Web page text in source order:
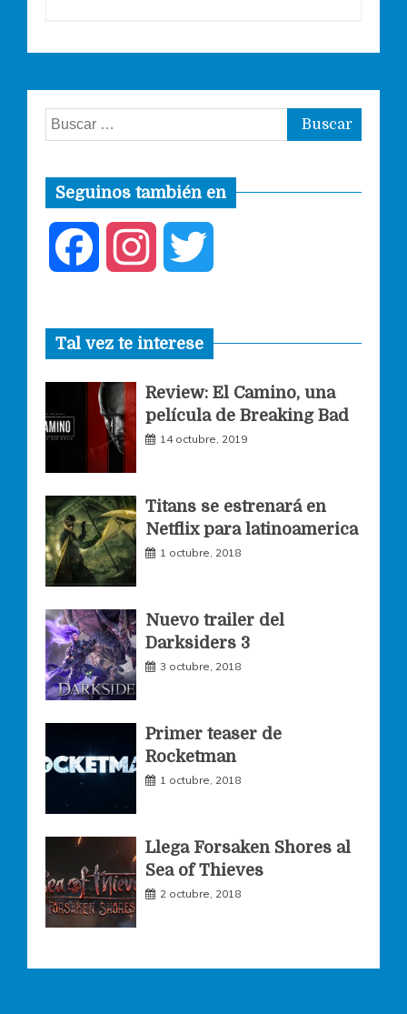
Buscar:
Seguinos también en
c
e
b
o
o
s
t
a
g
m
i
t
t
r
Tal vez te interese
Review: El Camino, una
película de Breaking Bad
14 octubre, 2019
Titans se estrenará en
Netflix para latinoamerica
1 octubre, 2018
Nuevo trailer del
Darksiders 3
3 octubre, 2018
Primer teaser de
Rocketman
1 octubre, 2018
Llega Forsaken Shores al
Sea of Thieves
2 octubre, 2018